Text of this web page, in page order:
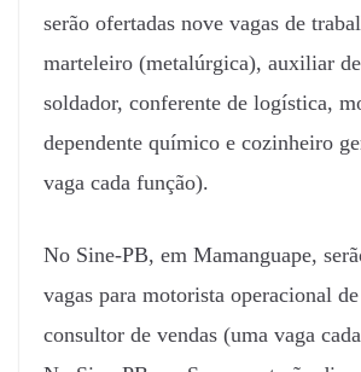
serão ofertadas nove vagas de
marteleiro (metalúrgica), auxiliar
soldador, conferente de logística,
dependente químico e cozinheiro
vaga cada função).
No Sine-PB, em Mamanguape,
vagas para motorista operacional
consultor de vendas (uma vaga